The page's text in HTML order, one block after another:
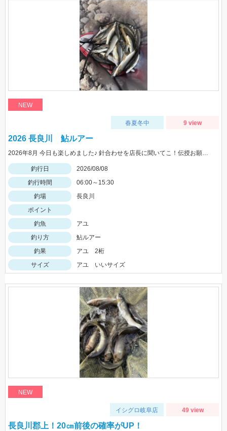
NEW
春夏冬中 9 view
2026 長良川 鮎ルアー
2026年8月 今日も楽しめました♪ 針合わせを店長に聞いてこ！伝授お願いします！
釣行日
2026/08/08
釣行時間
06:00～15:30
釣場
長良川
ポイント
釣魚
アユ
釣り方
鮎ルアー
釣果
アユ 2桁
サイズ
アユ いいサイズ
NEW
イシグロ岐阜店 49 view
長良川郡上！20㎝前後の確率がUP！